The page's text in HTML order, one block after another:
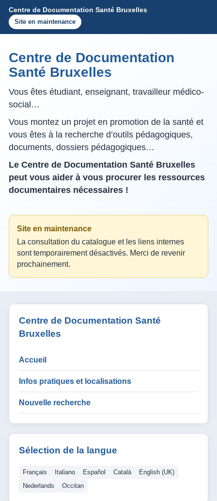
Centre de Documentation Santé Bruxelles
Site en maintenance
Centre de Documentation
Santé Bruxelles
Vous êtes étudiant, enseignant, travailleur médico-
social…
Vous montez un projet en promotion de la santé et
vous êtes à la recherche d’outils pédagogiques,
documents, dossiers pédagogiques…
Le Centre de Documentation Santé Bruxelles
peut vous aider à vous procurer les ressources
documentaires nécessaires !
Site en maintenance
La consultation du catalogue et les liens internes
sont temporairement désactivés. Merci de revenir
prochainement.
Centre de Documentation Santé
Bruxelles
Accueil
Infos pratiques et localisations
Nouvelle recherche
Sélection de la langue
Français Italiano Español Català
English (UK)
Nederlands
Occitan